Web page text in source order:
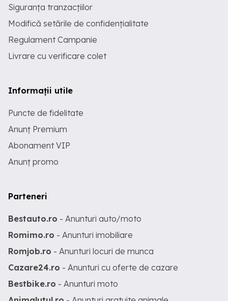
Siguranța tranzacțiilor
Modifică setările de confidențialitate
Regulament Campanie
Livrare cu verificare colet
Informații utile
Puncte de fidelitate
Anunț Premium
Abonament VIP
Anunț promo
Parteneri
Bestauto.ro - Anunturi auto/moto
Romimo.ro - Anunturi imobiliare
Romjob.ro - Anunturi locuri de munca
Cazare24.ro - Anunturi cu oferte de cazare
Bestbike.ro - Anunturi moto